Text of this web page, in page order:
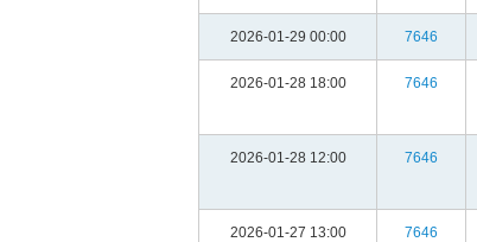
2026-01-29 00:00 7646
2026-01-28 18:00 7646
2026-01-28 12:00 7646
2026-01-27 13:00 7646